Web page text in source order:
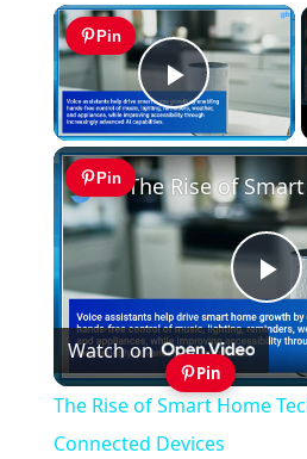
×
Pin
Play
Pin
Watch on
Pin
The Rise of Smart Home
Connected Devices